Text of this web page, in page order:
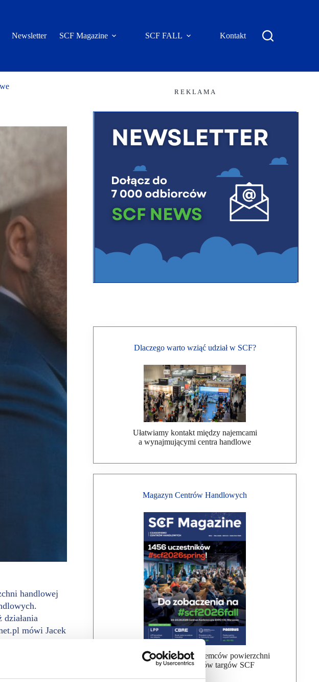
Newsletter SCF Magazine SCF FALL Kontakt
handlowej
mówi Jacek
R E K L A M A
Dlaczego warto wziąć udział w SCF?
Ułatwiamy kontakt między najemcami
a wynajmującymi centra handlowe
Magazyn Centrów Handlowych
Bezpłatna wysyłka dla najemców powierzchni
handlowej, uczestników targów SCF